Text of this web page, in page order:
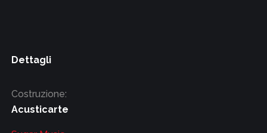
Dettagli
Costruzione:
Acusticarte